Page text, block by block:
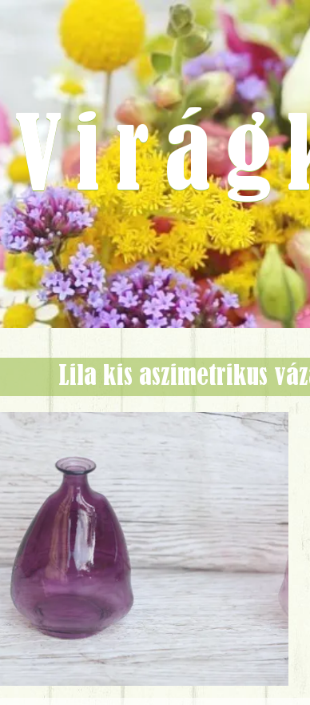
lila kis aszimetrikus